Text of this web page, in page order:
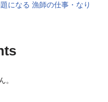
になる 漁師の仕事・なり
。